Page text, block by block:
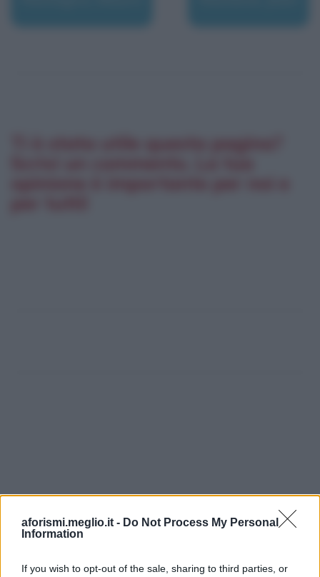
aforismi.meglio.it - Do Not Process My Personal
Information
If you wish to opt-out of the sale, sharing to third parties, or